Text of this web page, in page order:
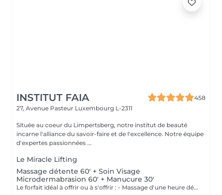
INSTITUT FAIA
458
27, Avenue Pasteur Luxembourg L-2311
Située au coeur du Limpertsberg, notre institut de beauté
incarne l'alliance du savoir-faire et de l'excellence. Notre équipe
d'expertes passionnées ...
Le Miracle Lifting
Massage détente 60' + Soin Visage
Microdermabrasion 60' + Manucure 30'
Le forfait idéal à offrir ou à s'offrir : - Massage d'une heure détente. - Soin visage d'une heure adapté au type de peau comprenant démaquillage, gommage, extraction des comédons, massage, masque et crème de soin. - Manucure comprenant le limage, la pousse et coupe des cuticules, gommage et massage avec crème de soin. Base transparente comprise si souhaitée.